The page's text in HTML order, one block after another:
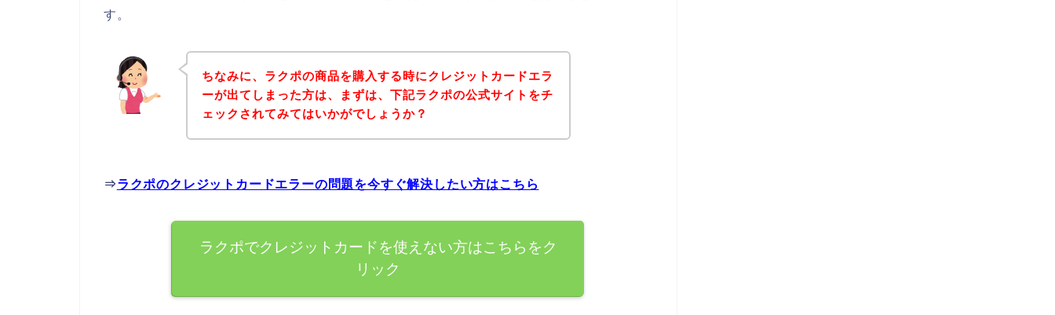
す。
ちなみに、ラクポの商品を購入する時にクレジットカードエラ
ーが出てしまった方は、まずは、下記ラクポの公式サイトをチ
ェックされてみてはいかがでしょうか？
⇒ラクポのクレジットカードエラーの問題を今すぐ解決したい方はこちら
ラクポでクレジットカードを使えない方はこちらをク
リック